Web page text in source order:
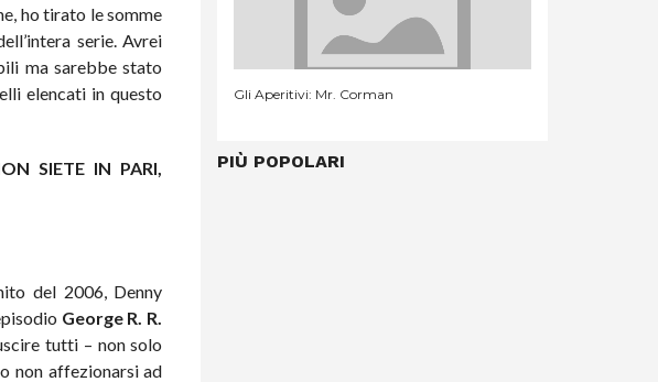
ho tirato le somme
serie. Avrei
ma sarebbe stato
elencati in questo
SIETE IN PARI,
del 2006, Denny
George R. R.
tutti – non solo
non affezionarsi ad
Gli Aperitivi: Mr. Corman
PIÙ POPOLARI